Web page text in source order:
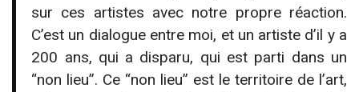
sur ces artistes avec notre propre réaction.
C’est un dialogue entre moi, et un artiste d’il y a
200 ans, qui a disparu, qui est parti dans un
“non lieu”. Ce “non lieu” est le territoire de l’art,